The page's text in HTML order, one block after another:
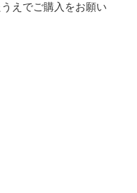
えでご購入をお願い